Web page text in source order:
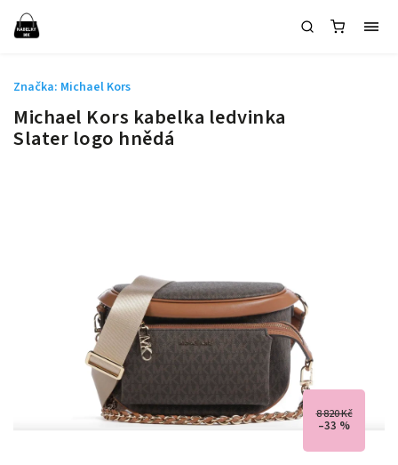
Michael Kors kabelka ledvinka
Slater logo hnědá
8 820 Kč
–33 %
Značka: Michael Kors